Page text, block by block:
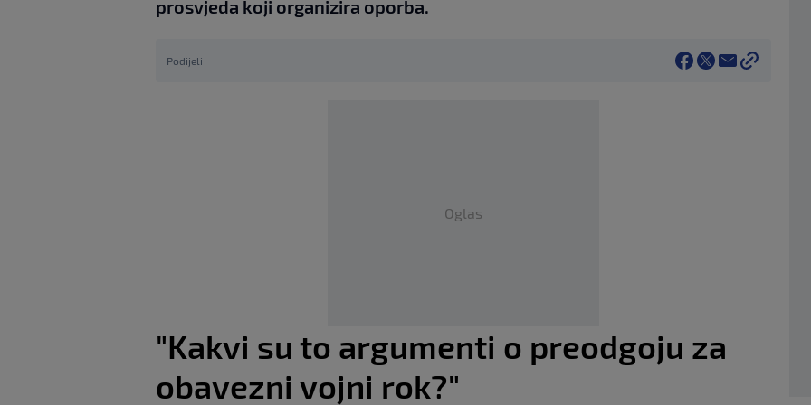
prosvjeda koji organizira oporba.
Podijeli
Oglas
"Kakvi su to argumenti o preodgoju za
obavezni vojni rok?"